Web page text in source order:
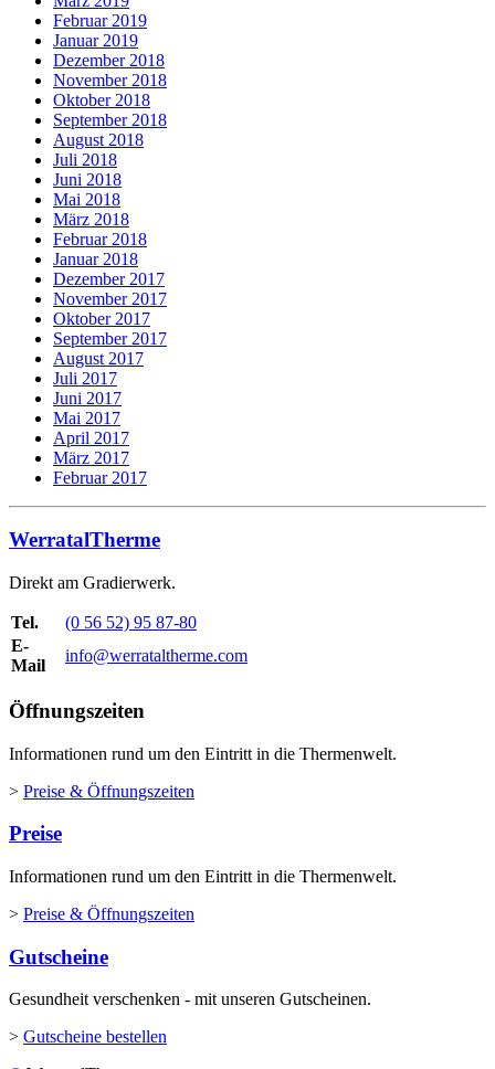
Februar 2019
Januar 2019
Dezember 2018
November 2018
Oktober 2018
September 2018
August 2018
Juli 2018
Juni 2018
Mai 2018
März 2018
Februar 2018
Januar 2018
Dezember 2017
November 2017
Oktober 2017
September 2017
August 2017
Juli 2017
Juni 2017
Mai 2017
April 2017
März 2017
Februar 2017
WerratalTherme
Direkt am Gradierwerk.
Tel.
(0 56 52) 95 87-80
E-
Mail
info@werrataltherme.com
Öffnungszeiten
Informationen rund um den Eintritt in die Thermenwelt.
> Preise & Öffnungszeiten
Preise
Informationen rund um den Eintritt in die Thermenwelt.
> Preise & Öffnungszeiten
Gutscheine
Gesundheit verschenken - mit unseren Gutscheinen.
> Gutscheine bestellen